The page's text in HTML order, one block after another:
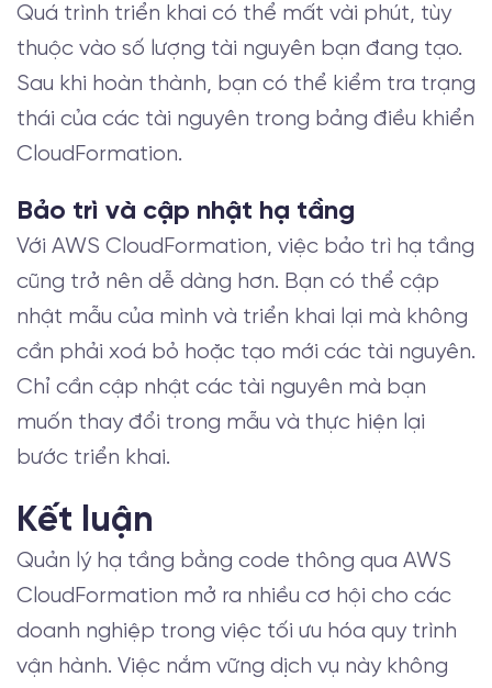
Quá trình triển khai có thể mất vài phút, tùy
thuộc vào số lượng tài nguyên bạn đang tạo.
Sau khi hoàn thành, bạn có thể kiểm tra trạng
thái của các tài nguyên trong bảng điều khiển
CloudFormation.
Bảo trì và cập nhật hạ tầng
Với AWS CloudFormation, việc bảo trì hạ tầng
cũng trở nên dễ dàng hơn. Bạn có thể cập
nhật mẫu của mình và triển khai lại mà không
cần phải xoá bỏ hoặc tạo mới các tài nguyên.
Chỉ cần cập nhật các tài nguyên mà bạn
muốn thay đổi trong mẫu và thực hiện lại
bước triển khai.
Kết luận
Quản lý hạ tầng bằng code thông qua AWS
CloudFormation mở ra nhiều cơ hội cho các
doanh nghiệp trong việc tối ưu hóa quy trình
vận hành. Việc nắm vững dịch vụ này không